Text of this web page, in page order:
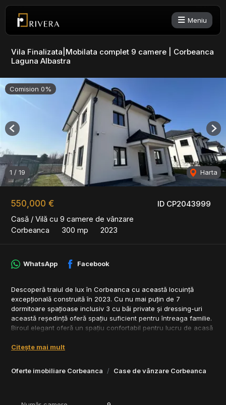
Meniu
Vila Finalizata|Mobilata complet 9 camere | Corbeanca
Laguna Albastra
ID CP2043999
550,000 €
Casă / Vilă cu 9 camere de vânzare
Corbeanca
300 mp 2023
Comision 0%
1 / 19 Harta
Previous
Oferte imobiliare Corbeanca Case de vânzare Corbeanca
WhatsApp Facebook
Descoperă traiul de lux în Corbeanca cu această locuință
excepțională construită în 2023. Cu nu mai puțin de 7
dormitoare spațioase inclusiv 3 cu băi private și dressing-uri
această reședință oferă spațiu suficient pentru întreaga familie.
Biroul elegant oferă un spațiu confortabil pentru lucru de acasă
perfectă pentru întâlniri.
amplasată în apropierea facilităților urbane inclusiv școli
Amplasată pe un teren de 400 de metri pătrați proprietatea are
Citește mai mult